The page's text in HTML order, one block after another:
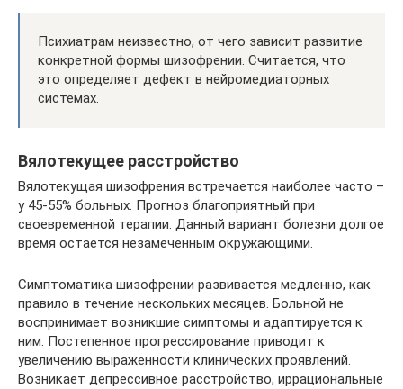
Психиатрам неизвестно, от чего зависит развитие
конкретной формы шизофрении. Считается, что
это определяет дефект в нейромедиаторных
системах.
Вялотекущее расстройство
Вялотекущая шизофрения встречается наиболее часто –
у 45-55% больных. Прогноз благоприятный при
своевременной терапии. Данный вариант болезни долгое
время остается незамеченным окружающими.
Симптоматика шизофрении развивается медленно, как
правило в течение нескольких месяцев. Больной не
воспринимает возникшие симптомы и адаптируется к
ним. Постепенное прогрессирование приводит к
увеличению выраженности клинических проявлений.
Возникает депрессивное расстройство, иррациональные